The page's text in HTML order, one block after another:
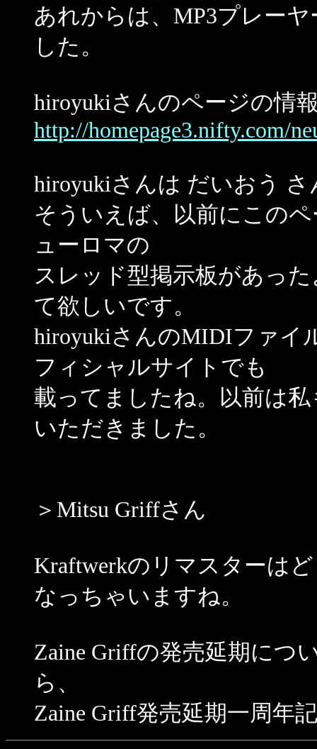
あれからは、MP3プレー
した。
hiroyukiさんのページの情
http://homepage3.nifty.com/
hiroyukiさんは だいおう
そういえば、以前にこの
ューロマの
スレッド型掲示板があっ
て欲しいです。
hiroyukiさんのMIDIファイ
フィシャルサイトでも
載ってましたね。以前は
いただきました。
＞Mitsu Griffさん
Kraftwerkのリマスターは
なっちゃいますね。
Zaine Griffの発売延期につ
ら、
Zaine Griff発売延期一周年